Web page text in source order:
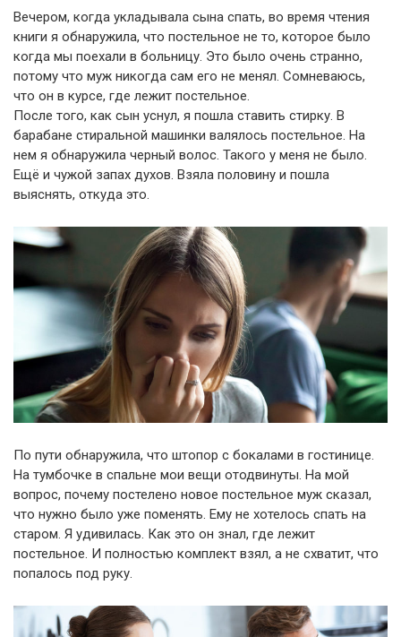
Вечером, когда укладывала сына спать, во время чтения
книги я обнаружила, что постельное не то, которое было
когда мы поехали в больницу. Это было очень странно,
потому что муж никогда сам его не менял. Сомневаюсь,
что он в курсе, где лежит постельное.
После того, как сын уснул, я пошла ставить стирку. В
барабане стиральной машинки валялось постельное. На
нем я обнаружила черный волос. Такого у меня не было.
Ещё и чужой запах духов. Взяла половину и пошла
выяснять, откуда это.
По пути обнаружила, что штопор с бокалами в гостинице.
На тумбочке в спальне мои вещи отодвинуты. На мой
вопрос, почему постелено новое постельное муж сказал,
что нужно было уже поменять. Ему не хотелось спать на
старом. Я удивилась. Как это он знал, где лежит
постельное. И полностью комплект взял, а не схватит, что
попалось под руку.